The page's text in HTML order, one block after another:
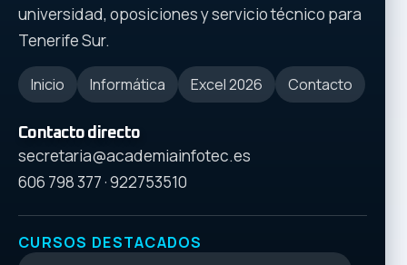
universidad, oposiciones y servicio técnico para
Tenerife Sur.
Inicio Informática Excel 2026 Contacto
Contacto directo
secretaria@academiainfotec.es
606 798 377·922753510
CURSOS DESTACADOS